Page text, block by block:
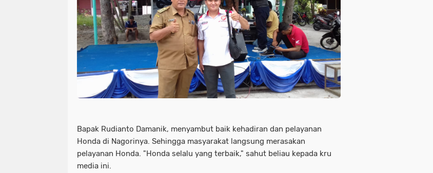
Bapak Rudianto Damanik, menyambut baik kehadiran dan pelayanan
Honda di Nagorinya. Sehingga masyarakat langsung merasakan
pelayanan Honda. "Honda selalu yang terbaik," sahut beliau kepada kru
media ini.